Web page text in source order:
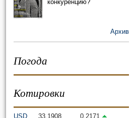
конкуренцию?
Архив
Погода
Котировки
USD 33,1908
0,2171